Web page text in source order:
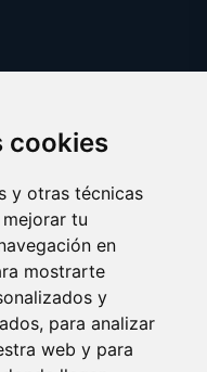
cookies
y otras técnicas
tu
en
mostrarte
y
para analizar
web y para